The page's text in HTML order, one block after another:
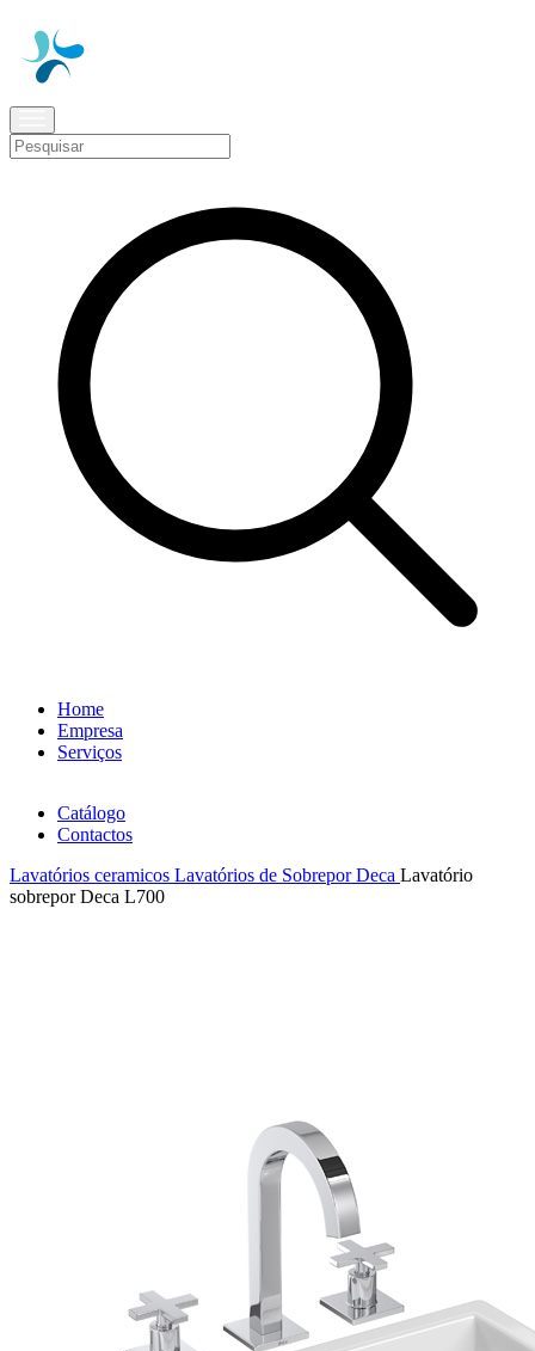
Home
Empresa
Serviços
Catálogo
Contactos
Lavatórios ceramicos Lavatórios de Sobrepor Deca Lavatório
sobrepor Deca L700